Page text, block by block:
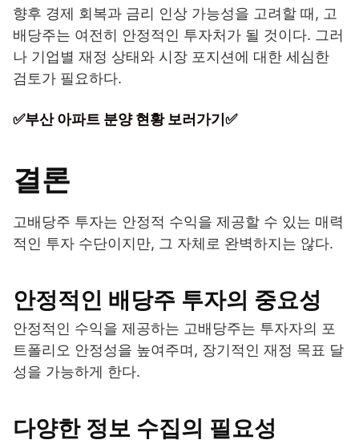
향후 경제 회복과 금리 인상 가능성을 고려할 때, 고
배당주는 여전히 안정적인 투자처가 될 것이다. 그러
나 기업별 재정 상태와 시장 포지션에 대한 세심한
검토가 필요하다.
✅부산 아파트 분양 현황 보러가기✅
결론
고배당주 투자는 안정적 수익을 제공할 수 있는 매력
적인 투자 수단이지만, 그 자체로 완벽하지는 않다.
안정적인 배당주 투자의 중요성
안정적인 수익을 제공하는 고배당주는 투자자의 포
트폴리오 안정성을 높여주며, 장기적인 재정 목표 달
성을 가능하게 한다.
다양한 정보 수집의 필요성